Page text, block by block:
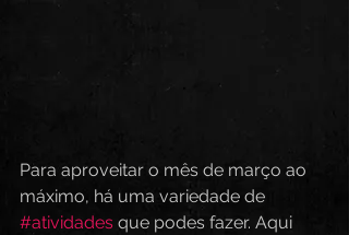
Para aproveitar o mês de março ao
máximo, há uma variedade de
#atividades que podes fazer. Aqui